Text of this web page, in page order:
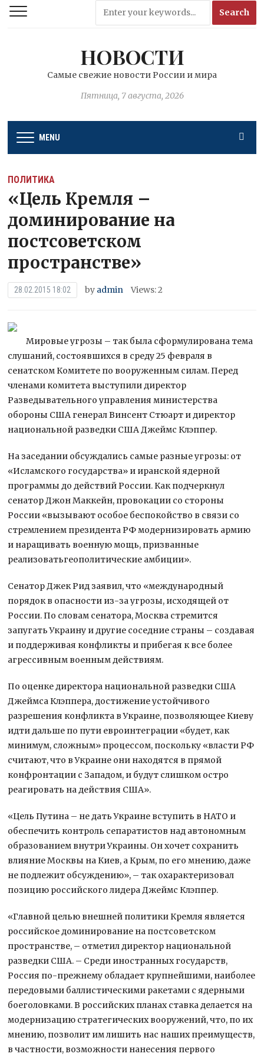
НОВОСТИ
Самые свежие новости России и мира
Пятница, 7 августа, 2026
MENU
ПОЛИТИКА
«Цель Кремля –
доминирование на
постсоветском
пространстве»
28.02.2015 18:02 by admin Views: 2
Мировые угрозы – так была сформулирована тема
слушаний, состоявшихся в среду 25 февраля в
сенатском Комитете по вооруженным силам. Перед
членами комитета выступили директор
Разведывательного управления министерства
обороны США генерал Винсент Стюарт и директор
национальной разведки США Джеймс Клэппер.
На заседании обсуждались самые разные угрозы: от
«Исламского государства» и иранской ядерной
программы до действий России. Как подчеркнул
сенатор Джон Маккейн, провокации со стороны
России «вызывают особое беспокойство в связи со
стремлением президента РФ модернизировать армию
и наращивать военную мощь, призванные
реализоватьгеополитические амбиции».
Сенатор Джек Рид заявил, что «международный
порядок в опасности из-за угрозы, исходящей от
России. По словам сенатора, Москва стремится
запугать Украину и другие соседние страны – создавая
и поддерживая конфликты и прибегая к все более
агрессивным военным действиям.
По оценке директора национальной разведки США
Джеймса Клэппера, достижение устойчивого
разрешения конфликта в Украине, позволяющее Киеву
идти дальше по пути евроинтеграции «будет, как
минимум, сложным» процессом, поскольку «власти РФ
считают, что в Украине они находятся в прямой
конфронтации с Западом, и будут слишком остро
реагировать на действия США».
«Цель Путина – не дать Украине вступить в НАТО и
обеспечить контроль сепаратистов над автономным
образованием внутри Украины. Он хочет сохранить
влияние Москвы на Киев, а Крым, по его мнению, даже
не подлежит обсуждению», – так охарактеризовал
позицию российского лидера Джеймс Клэппер.
«Главной целью внешней политики Кремля является
российское доминирование на постсоветском
пространстве, – отметил директор национальной
разведки США. – Среди иностранных государств,
Россия по-прежнему обладает крупнейшими, наиболее
передовыми баллистическими ракетами с ядерными
боеголовками. В российских планах ставка делается на
модернизацию стратегических вооружений, что, по их
мнению, позволит им лишить нас наших преимуществ,
в частности, возможности нанесения первого